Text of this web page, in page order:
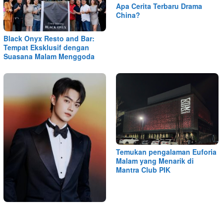
Black Onyx Resto and Bar:
Tempat Eksklusif dengan
Suasana Malam Menggoda
Apa Cerita Terbaru Drama
China?
Temukan pengalaman Euforia
Malam yang Menarik di
Mantra Club PIK